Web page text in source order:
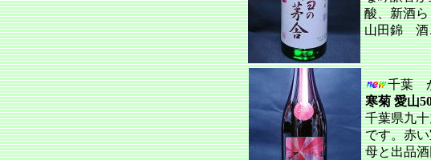
酸、新酒
山田錦 酒
千葉
寒菊 愛山
千葉県九
です。赤
母と出品